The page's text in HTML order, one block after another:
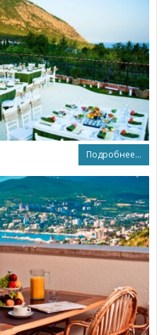
Подробнее...